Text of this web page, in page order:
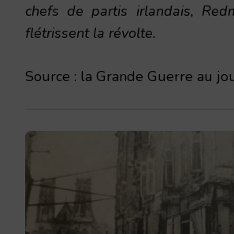
chefs de partis irlandais,
flétrissent la révolte.
Source : la Grande Guerre au